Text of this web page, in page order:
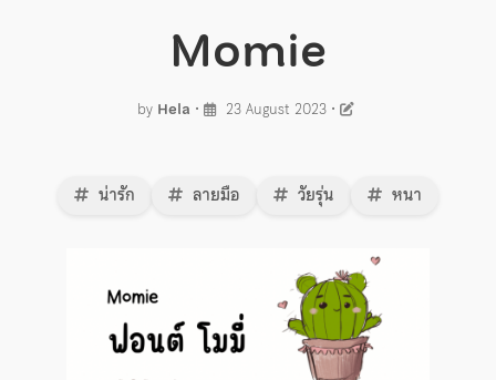
Momie
by Hela • 23 August 2023•
น่ารัก ลายมือ วัยรุ่น หนา